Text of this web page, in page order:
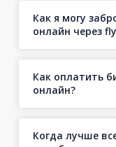
Как я могу
онлайн через
Как оплатить
онлайн?
Когда лучше